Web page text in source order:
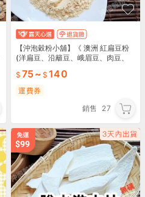
【沖泡穀粉小舖】《 澳洲 紅扁豆粉
(洋扁豆、沿籬豆、峨眉豆、肉豆、
保證無添加！
75~ 140
運費券
銷售
27